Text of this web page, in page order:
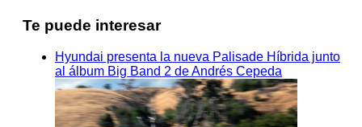
Te puede interesar
Hyundai presenta la nueva Palisade Híbrida junto
al álbum Big Band 2 de Andrés Cepeda